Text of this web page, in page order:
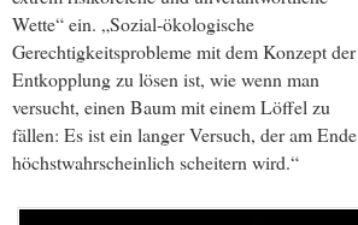
Wette“ ein. „Sozial-ökologische
Gerechtigkeitsprobleme mit dem Konzept der
Entkopplung zu lösen ist, wie wenn man
versucht, einen Baum mit einem Löffel zu
fällen: Es ist ein langer Versuch, der am Ende
höchstwahrscheinlich scheitern wird.“